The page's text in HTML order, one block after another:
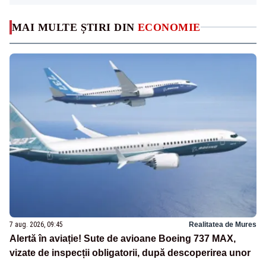
MAI MULTE ȘTIRI DIN ECONOMIE
7 aug. 2026, 09:45 Realitatea de Mures
Alertă în aviație! Sute de avioane Boeing 737 MAX,
vizate de inspecții obligatorii, după descoperirea unor